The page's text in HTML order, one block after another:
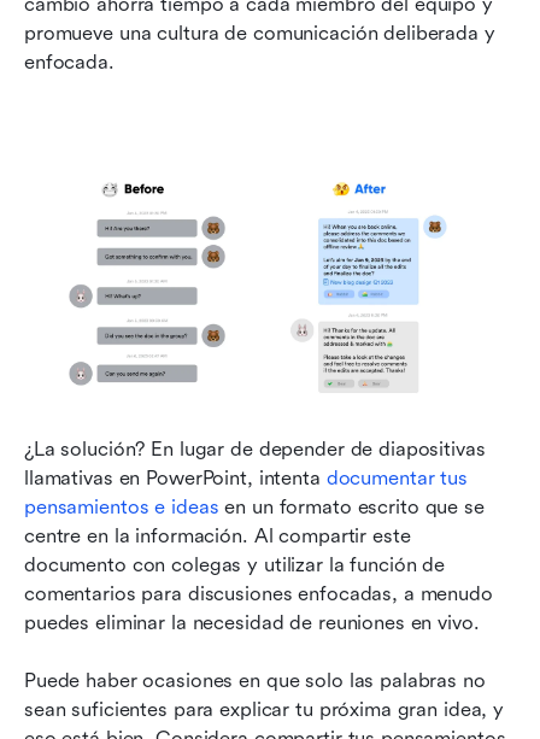
cambio ahorra tiempo a cada miembro del equipo y
promueve una cultura de comunicación deliberada y
enfocada.
¿La solución? En lugar de depender de diapositivas
llamativas en PowerPoint, intenta documentar tus
pensamientos e ideas en un formato escrito que se
centre en la información. Al compartir este
documento con colegas y utilizar la función de
comentarios para discusiones enfocadas, a menudo
puedes eliminar la necesidad de reuniones en vivo.
Puede haber ocasiones en que solo las palabras no
sean suficientes para explicar tu próxima gran idea, y